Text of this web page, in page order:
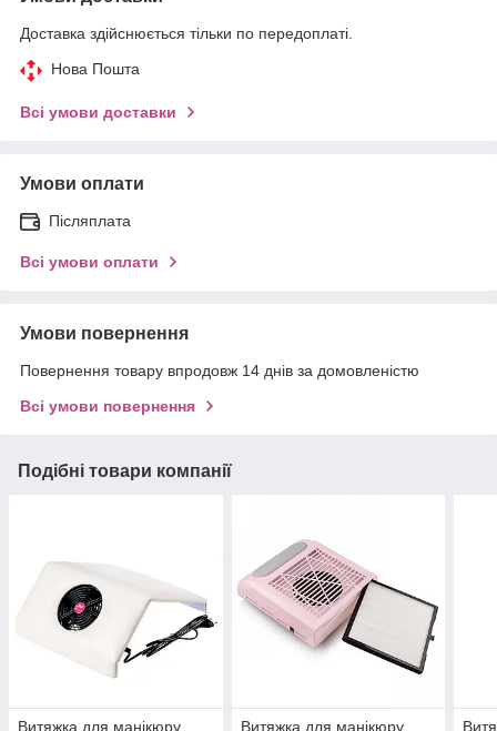
Доставка здійснюється тільки по передоплаті.
Нова Пошта
Всі умови доставки
Умови оплати
Післяплата
Всі умови оплати
Умови повернення
Повернення товару впродовж 14 днів за домовленістю
Всі умови повернення
Подібні товари компанії
Витяжка для манікюру,
Витяжка для манікюру